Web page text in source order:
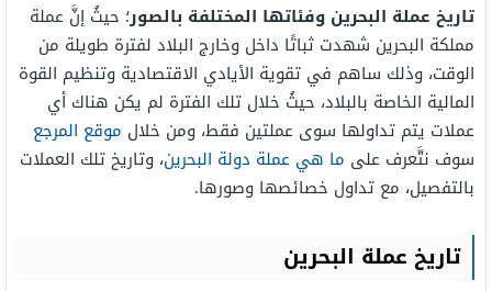
تاريخ عملة البحرين وفئاتها المختلفة بالصور؛ حيثُ إنَّ عملة
مملكة البحرين شهدت ثباتًا داخل وخارج البلاد لفترة طويلة من
الوقت، وذلك ساهم في تقوية الأيادي الاقتصادية وتنظيم القوة
المالية الخاصة بالبلاد، حيثُ خلال تلك الفترة لم يكن هناك أي
عملات يتم تداولها سوى عملتين فقط، ومن خلال موقع المرجع
سوف نتَّعرف على ما هي عملة دولة البحرين، وتاريخ تلك العملات
بالتفصيل، مع تداول خصائصها وصورها.
تاريخ عملة البحرين